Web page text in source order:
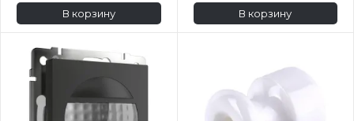
В корзину В корзину